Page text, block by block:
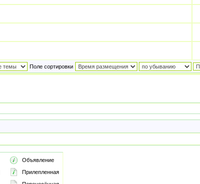
Поле сортировки
Объявление
Прилепленная